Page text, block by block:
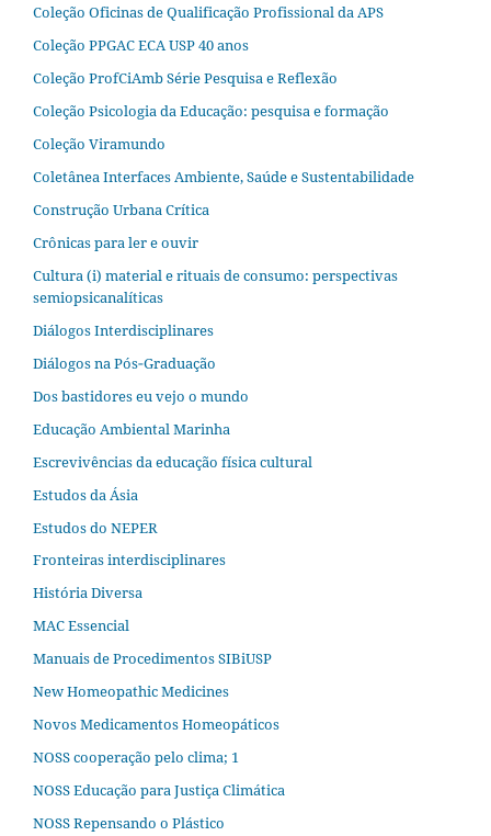
Coleção Oficinas de Qualificação Profissional da APS
Coleção PPGAC ECA USP 40 anos
Coleção ProfCiAmb Série Pesquisa e Reflexão
Coleção Psicologia da Educação: pesquisa e formação
Coleção Viramundo
Coletânea Interfaces Ambiente, Saúde e Sustentabilidade
Construção Urbana Crítica
Crônicas para ler e ouvir
Cultura (i) material e rituais de consumo: perspectivas
semiopsicanalíticas
Diálogos Interdisciplinares
Diálogos na Pós‐Graduação
Dos bastidores eu vejo o mundo
Educação Ambiental Marinha
Escrevivências da educação física cultural
Estudos da Ásia​
Estudos do NEPER
Fronteiras interdisciplinares
História Diversa
MAC Essencial
Manuais de Procedimentos SIBiUSP
New Homeopathic Medicines
Novos Medicamentos Homeopáticos
NOSS cooperação pelo clima; 1
NOSS Educação para Justiça Climática
NOSS Repensando o Plástico